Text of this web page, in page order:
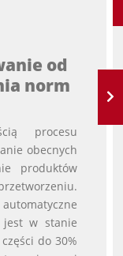
od
norm
procesu
obecnych
produktów
jest w stanie
do 30%